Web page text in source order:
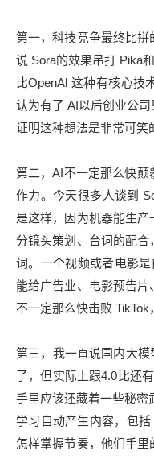
第一，科技竞争最终比
说 Sora的效果吊打 Pika
比OpenAl 这种有核心技
认为有了 AI以后创业公
证明这种想法是非常可笑
第二，AI不一定那么快颠
作力。今天很多人谈到
是这样，因为机器能生
分镜头策划、台词的配
词。一个视频或者电影
能给广告业、电影预告
不一定那么快击败 TikTok
第三，我一直说国内大
了，但实际上跟4.0比还
手里应该还藏着一些秘密
学习自动产生内容，包
怎样掌握节奏，他们手